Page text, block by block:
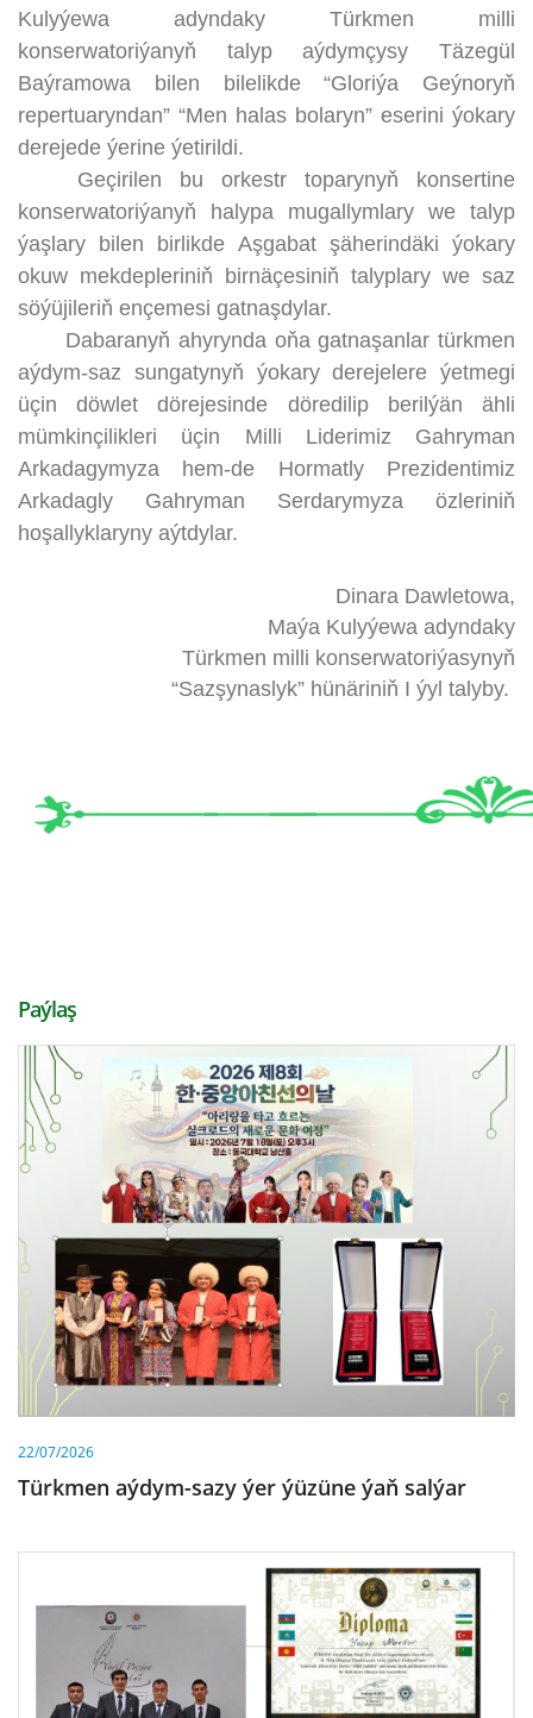
Kulyýewa adyndaky Türkmen milli
konserwatoriýanyň talyp aýdymçysy Täzegül
Baýramowa bilen bilelikde “Gloriýa Geýnoryň
repertuaryndan” “Men halas bolaryn” eserini ýokary
derejede ýerine ýetirildi.
Geçirilen bu orkestr toparynyň konsertine
konserwatoriýanyň halypa mugallymlary we talyp
ýaşlary bilen birlikde Aşgabat şäherindäki ýokary
okuw mekdepleriniň birnäçesiniň talyplary we saz
söýüjileriň ençemesi gatnaşdylar.
Dabaranyň ahyrynda oňa gatnaşanlar türkmen
aýdym-saz sungatynyň ýokary derejelere ýetmegi
üçin döwlet dörejesinde döredilip berilýän ähli
mümkinçilikleri üçin Milli Liderimiz Gahryman
Arkadagymyza hem-de Hormatly Prezidentimiz
Arkadagly Gahryman Serdarymyza özleriniň
hoşallyklaryny aýtdylar.
Dinara Dawletowa,
Maýa Kulyýewa adyndaky
Türkmen milli konserwatoriýasynyň
“Sazşynaslyk” hünäriniň I ýyl talyby.
Paýlaş
22/07/2026
Türkmen aýdym-sazy ýer ýüzüne ýaň salýar